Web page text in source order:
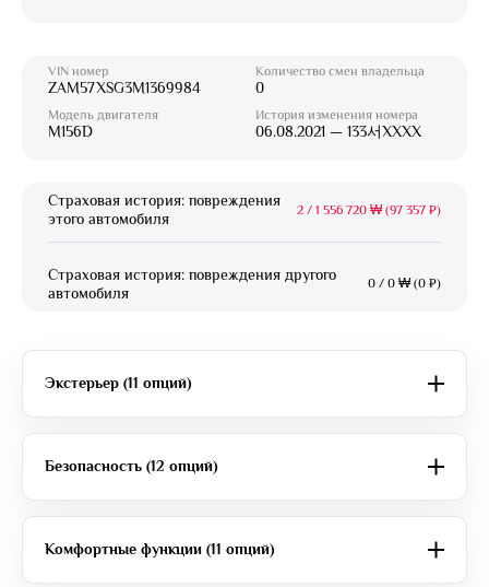
VIN номер
ZAM57XSG3M1369984
Модель двигателя
M156D
Количество смен владельца
0
История изменения номера
06.08.2021 — 133서XXXX
Страховая история: повреждения
этого автомобиля
2 / 1 556 720 ₩ (97 357 ₽)
Страховая история: повреждения другого
автомобиля
0 / 0 ₩ (0 ₽)
Экстерьер (11 опций)
Безопасность (12 опций)
Комфортные функции (11 опций)